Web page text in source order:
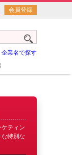
会員登録
企業名で探す
ティン
特別な